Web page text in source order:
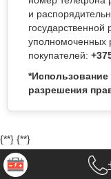
и
государственной
уполномоченных
покупателей:
*Использование
разрешения
{**} {**}